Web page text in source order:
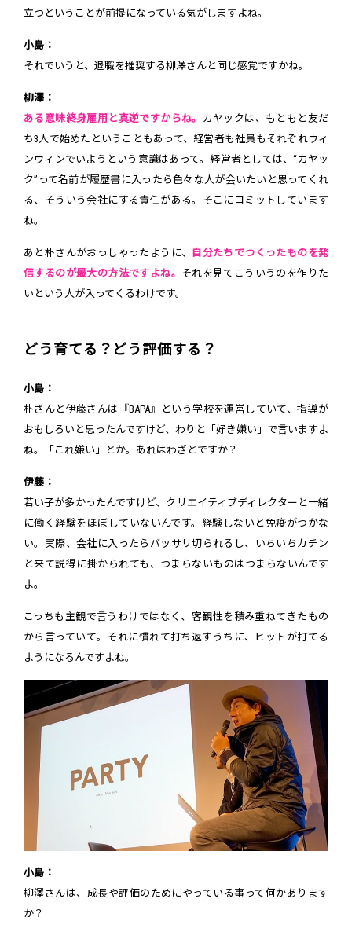
立つということが前提になっている気がしますよね。
小島：
それでいうと、退職を推奨する柳澤さんと同じ感覚ですかね。
柳澤：
ある意味終身雇用と真逆ですからね。 カヤックは、もともと友だ
ち3人で始めたということもあって、経営者も社員もそれぞれウィ
ンウィンでいようという意識はあって。経営者としては、“カヤッ
ク”って名前が履歴書に入ったら色々な人が会いたいと思ってくれ
る、そういう会社にする責任がある。そこにコミットしています
ね。
あと朴さんがおっしゃったように、 自分たちでつくったものを発
信するのが最大の方法ですよね。 それを見てこういうのを作りた
いという人が入ってくるわけです。
どう育てる？どう評価する？
小島：
朴さんと伊藤さんは『BAPA』という学校を運営していて、指導が
おもしろいと思ったんですけど、わりと「好き嫌い」で言いますよ
ね。「これ嫌い」とか。あれはわざとですか？
伊藤：
若い子が多かったんですけど、クリエイティブディレクターと一緒
に働く経験をほぼしていないんです。経験しないと免疫がつかな
い。実際、会社に入ったらバッサリ切られるし、いちいちカチン
と来て説得に掛かられても、つまらないものはつまらないんです
よ。
こっちも主観で言うわけではなく、客観性を積み重ねてきたもの
から言っていて。それに慣れて打ち返すうちに、ヒットが打てる
ようになるんですよね。
小島：
柳澤さんは、成長や評価のためにやっている事って何かあります
か？